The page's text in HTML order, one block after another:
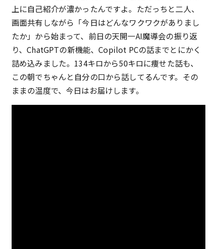
上に自己紹介が濃かったんですよ。ただっちと二人、
画面共有しながら「今日はどんなワクワクがありまし
たか」から始まって、前日の天開一AI魔導会の振り返
り、ChatGPTの新機能、Copilot PCの話までとにかく
詰め込みました。134キロから50キロに痩せた話も、
この朝でちゃんと自分の口から話してるんです。その
ままの温度で、今日はお届けします。